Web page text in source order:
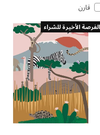
قارن
الأخيرة للشراء